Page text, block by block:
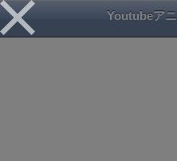
Youtubeア